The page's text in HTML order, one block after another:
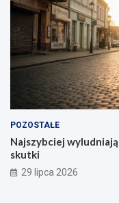
POZOSTAŁE
Najszybciej
skutki
29 lipca 2026